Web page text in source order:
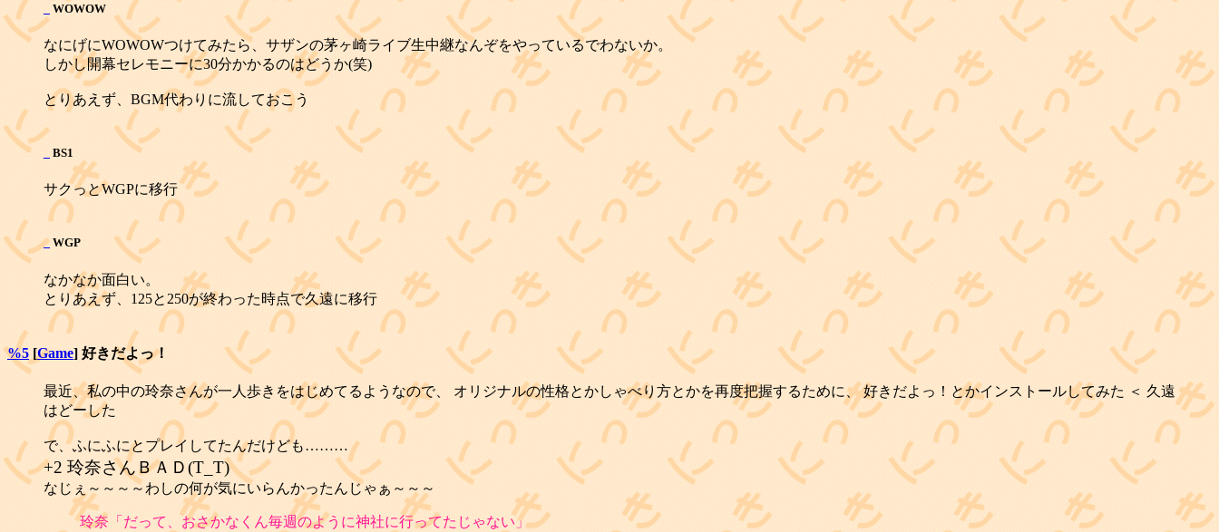
WOWOW
なにげにWOWOWつけてみたら、サザンの茅ヶ崎ライブ生中継なんぞをやっているでわないか。
しかし開幕セレモニーに30分かかるのはどうか(笑)
とりあえず、BGM代わりに流しておこう
BS1
サクっとWGPに移行
_ WGP
なかなか面白い。
とりあえず、125と250が終わった時点で久遠に移行
%5 [Game] 好きだよっ！
最近、私の中の玲奈さんが一人歩きをはじめてるようなので、 オリジナルの性格とかしゃべり方とかを再度把握するために、 好きだよっ！とかインストールしてみた ＜ 久遠
はどーした
で、ふにふにとプレイしてたんだけども………
+2 玲奈さんＢＡＤ(T_T)
なじぇ～～～～わしの何が気にいらんかったんじゃぁ～～～
玲奈「だって、おさかなくん毎週のように神社に行ってたじゃない」